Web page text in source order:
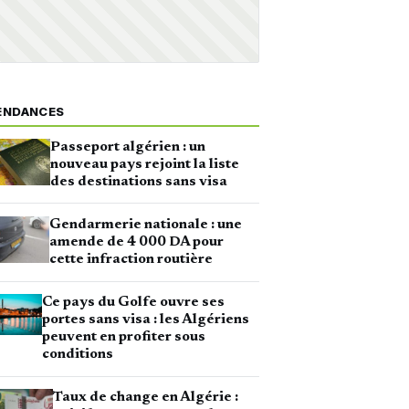
Passeport algérien : un
nouveau pays rejoint la liste
des destinations sans visa
Gendarmerie nationale : une
amende de 4 000 DA pour
cette infraction routière
Ce pays du Golfe ouvre ses
portes sans visa : les Algériens
peuvent en profiter sous
conditions
Taux de change en Algérie :